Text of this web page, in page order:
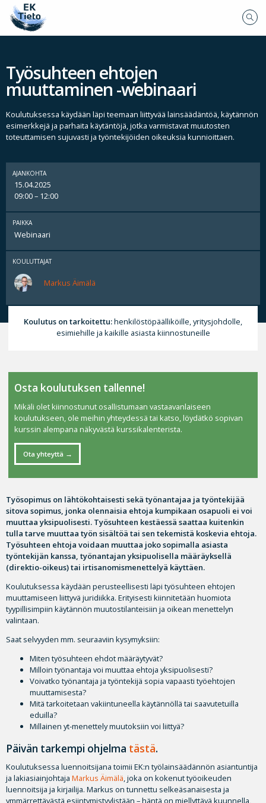
Työsuhteen ehtojen
muuttaminen -webinaari
Koulutuksessa käydään läpi teemaan liittyvää lainsäädäntöä, käytännön
esimerkkejä ja parhaita käytäntöjä, jotka varmistavat muutosten
toteuttamisen sujuvasti ja työntekijöiden oikeuksia kunnioittaen.
AJANKOHTA
15.04.2025
09:00 – 12:00
PAIKKA
Webinaari
KOULUTTAJAT
Markus Äimälä
Koulutus on tarkoitettu:henkilöstöpäälliköille, yritysjohdolle,
esimiehille ja kaikille asiasta kiinnostuneille
Työsopimus on lähtökohtaisesti sekä työnantajaa ja työntekijää
sitova sopimus, jonka olennaisia ehtoja kumpikaan osapuoli ei voi
muuttaa yksipuolisesti. Työsuhteen kestäessä saattaa kuitenkin
tulla tarve muuttaa työn sisältöä tai sen tekemistä koskevia ehtoja.
Työsuhteen ehtoja voidaan muuttaa joko sopimalla asiasta
työntekijän kanssa, työnantajan yksipuolisella määräyksellä
(direktio-oikeus) tai irtisanomismenettelyä käyttäen.
Koulutuksessa käydään perusteellisesti läpi työsuhteen ehtojen
muuttamiseen liittyvä juridiikka. Erityisesti kiinnitetään huomiota
tyypillisimpiin käytännön muutostilanteisiin ja oikean menettelyn
valintaan.
Saat selvyyden mm. seuraaviin kysymyksiin:
Miten työsuhteen ehdot määräytyvät?
Milloin työnantaja voi muuttaa ehtoja yksipuolisesti?
Voivatko työnantaja ja työntekijä sopia vapaasti työehtojen
muuttamisesta?
Mitä tarkoitetaan vakiintuneella käytännöllä tai saavutetuilla
eduilla?
Millainen yt-menettely muutoksiin voi liittyä?
Päivän tarkempi ohjelma tästä.
Koulutuksessa luennoitsijana toimii EK:n työlainsäädännön asiantuntija
ja lakiasiainjohtaja Markus Äimälä, joka on kokenut työoikeuden
luennoitsija ja kirjailija. Markus on tunnettu selkeäsanaisesta ja
Osta koulutuksen tallenne!
Mikäli olet kiinnostunut osallistumaan vastaavanlaiseen
koulutukseen, ole meihin yhteydessä tai katso, löydätkö sopivan
kurssin alempana näkyvästä kurssikalenterista.
Ota yhteyttä